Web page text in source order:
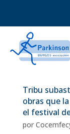
Tribu
obras que
el festival
por